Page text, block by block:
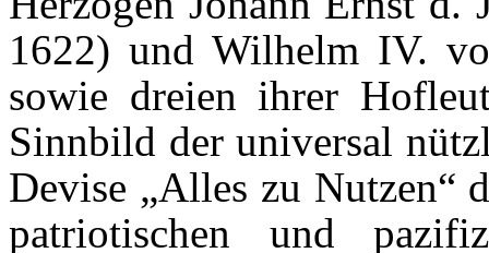
1622) und Wilhelm IV.
sowie dreien ihrer
Sinnbild der universal
Devise „Alles zu Nutzen“
patriotischen und